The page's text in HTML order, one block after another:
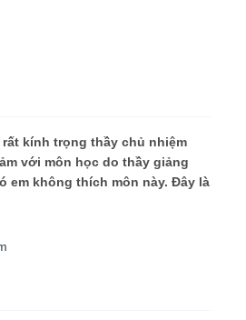
kính trọng thầy chủ nhiệm
với môn học do thầy giảng
em không thích môn này. Đây là